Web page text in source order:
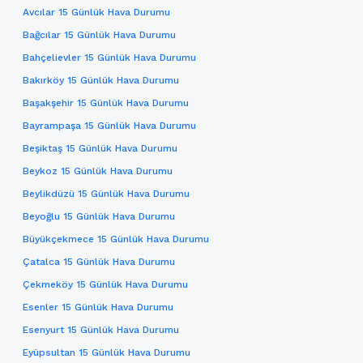
Avcılar 15 Günlük Hava Durumu
Bağcılar 15 Günlük Hava Durumu
Bahçelievler 15 Günlük Hava Durumu
Bakırköy 15 Günlük Hava Durumu
Başakşehir 15 Günlük Hava Durumu
Bayrampaşa 15 Günlük Hava Durumu
Beşiktaş 15 Günlük Hava Durumu
Beykoz 15 Günlük Hava Durumu
Beylikdüzü 15 Günlük Hava Durumu
Beyoğlu 15 Günlük Hava Durumu
Büyükçekmece 15 Günlük Hava Durumu
Çatalca 15 Günlük Hava Durumu
Çekmeköy 15 Günlük Hava Durumu
Esenler 15 Günlük Hava Durumu
Esenyurt 15 Günlük Hava Durumu
Eyüpsultan 15 Günlük Hava Durumu